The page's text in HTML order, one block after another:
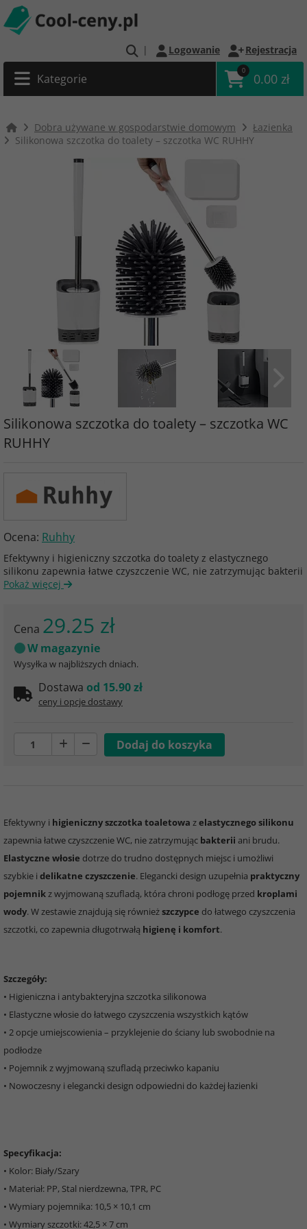
| Logowanie Rejestracja
Kategorie
0
0.00 zł
Dobra używane w gospodarstwie domowym
Łazienka
Silikonowa szczotka do toalety – szczotka WC RUHHY
Silikonowa szczotka do toalety – szczotka WC
RUHHY
Ocena: Ruhhy
Efektywny i higieniczny szczotka do toalety z elastycznego
silikonu zapewnia łatwe czyszczenie WC, nie zatrzymując bakterii
Pokaż więcej
Cena 29.25 zł
W magazynie
Wysyłka w najbliższych dniach.
Dostawa od 15.90 zł
ceny i opcje dostawy
Efektywny i higieniczny szczotka toaletowa zelastycznego silikonu
zapewnia łatwe czyszczenie WC, nie zatrzymując bakterii ani brudu.
Elastyczne włosie dotrze do trudno dostępnych miejsc i umożliwi
szybkie i delikatne czyszczenie. Elegancki design uzupełnia praktyczny
pojemnikz wyjmowaną szufladą, która chroni podłogę przed kroplami
wody. W zestawie znajdują się równieższczypce do łatwego czyszczenia
szczotki, co zapewnia długotrwałą higienę i komfort.
Szczegóły:
• Higieniczna i antybakteryjna szczotka silikonowa
• Elastyczne włosie do łatwego czyszczenia wszystkich kątów
• 2 opcje umiejscowienia – przyklejenie do ściany lub swobodnie na
podłodze
• Pojemnik z wyjmowaną szufladą przeciwko kapaniu
• Nowoczesny i elegancki design odpowiedni do każdej łazienki
Specyfikacja:
• Kolor: Biały/Szary
• Materiał: PP, Stal nierdzewna, TPR, PC
• Wymiary pojemnika: 10,5 × 10,1 cm
• Wymiary szczotki: 42,5 × 7 cm